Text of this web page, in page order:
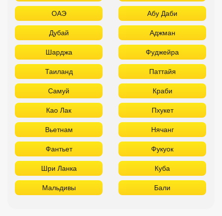
ОАЭ Абу Даби
Дубай Аджман
Шарджа Фуджейра
Таиланд Паттайя
Самуй Краби
Као Лак Пхукет
Вьетнам Нячанг
Фантьет Фукуок
Шри Ланка Куба
Мальдивы Бали